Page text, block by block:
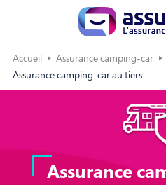
Accueil
Assurance camping-car
Assurance camping-car au tiers
Assurance